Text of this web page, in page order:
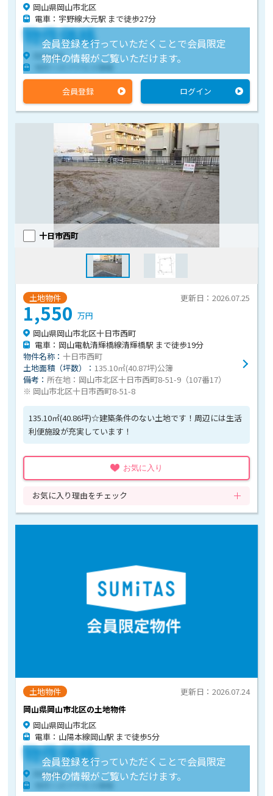
岡山県岡山市北区
電車：宇野線大元駅 まで徒歩27分
会員登録を行っていただくことで会員限定
物件の情報がご覧いただけます。
物件価格
物件住所
物件へのアクセス情報
会員登録 ログイン
土地物件
十日市西町
更新日：2026.07.25
1,550万円
岡山県岡山市北区十日市西町
電車：岡山電軌清輝橋線清輝橋駅 まで徒歩19分
物件名称：十日市西町
土地面積（坪数）： 135.10㎡(40.87坪)公簿
備考： 所在地：岡山市北区十日市西町8-51-9（107番17）
※ 岡山市北区十日市西町8-51-8
135.10㎡(40.86坪)☆建築条件のない土地です！周辺には生活
利便施設が充実しています！
お気に入り
お気に入り理由をチェック
土地物件
岡山県岡山市北区の土地物件
更新日：2026.07.24
岡山県岡山市北区
電車：山陽本線岡山駅 まで徒歩5分
会員登録を行っていただくことで会員限定
物件の情報がご覧いただけます。
物件価格
物件住所
物件へのアクセス情報